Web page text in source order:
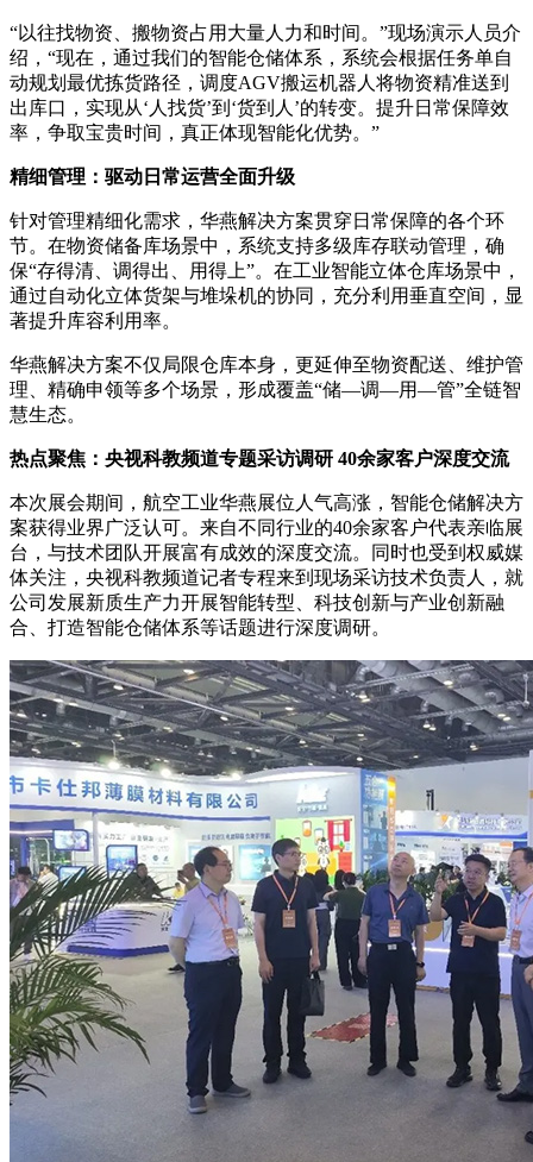
“以往找物资、搬物资占用大量人力和时间。”现场演示人员介
绍，“现在，通过我们的智能仓储体系，系统会根据任务单自
动规划最优拣货路径，调度AGV搬运机器人将物资精准送到
出库口，实现从‘人找货’到‘货到人’的转变。提升日常保障效
率，争取宝贵时间，真正体现智能化优势。”
精细管理：驱动日常运营全面升级
针对管理精细化需求，华燕解决方案贯穿日常保障的各个环
节。在物资储备库场景中，系统支持多级库存联动管理，确
保“存得清、调得出、用得上”。在工业智能立体仓库场景中，
通过自动化立体货架与堆垛机的协同，充分利用垂直空间，显
著提升库容利用率。
华燕解决方案不仅局限仓库本身，更延伸至物资配送、维护管
理、精确申领等多个场景，形成覆盖“储—调—用—管”全链智
慧生态。
热点聚焦：央视科教频道专题采访调研 40余家客户深度交流
本次展会期间，航空工业华燕展位人气高涨，智能仓储解决方
案获得业界广泛认可。来自不同行业的40余家客户代表亲临展
台，与技术团队开展富有成效的深度交流。同时也受到权威媒
体关注，央视科教频道记者专程来到现场采访技术负责人，就
公司发展新质生产力开展智能转型、科技创新与产业创新融
合、打造智能仓储体系等话题进行深度调研。